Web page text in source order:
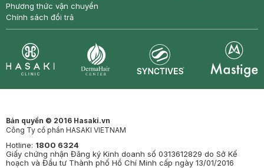
Phương thức vận chuyển
Chính sách đổi trả
Bản quyền © 2016 Hasaki.vn
Công Ty cổ phần HASAKI VIETNAM
Hotline: 1800 6324
Giấy chứng nhận Đăng ký Kinh doanh số 0313612829 do Sở Kế
hoạch và Đầu tư Thành phố Hồ Chí Minh cấp ngày 13/01/2016